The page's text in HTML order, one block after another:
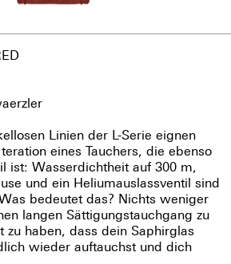
Linien der L-Serie eignen
eines Tauchers, die ebenso
ist: Wasserdichtheit auf 300 m,
und ein Heliumauslassventil sind
bedeutet das? Nichts weniger
langen Sättigungstauchgang zu
zu haben, dass dein Saphirglas
wieder auftauchst und dich